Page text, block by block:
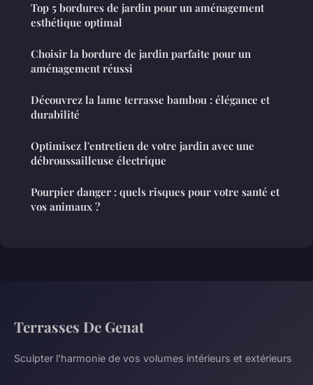
Top 5 bordures de jardin pour un aménagement
esthétique optimal
Choisir la bordure de jardin parfaite pour un
aménagement réussi
Découvrez la lame terrasse bambou : élégance et
durabilité
Optimisez l'entretien de votre jardin avec une
débroussailleuse électrique
Pourpier danger : quels risques pour votre santé et
vos animaux ?
Terrasses De Genat
Sculpter l'harmonie de vos volumes intérieurs et extérieurs